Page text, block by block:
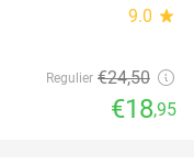
9.0 star
Regulier €24,50
€18,95